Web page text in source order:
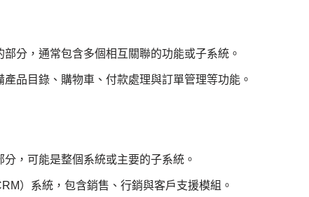
部分，通常包含多個相互關聯的功能或子系統。
產品目錄、購物車、付款處理與訂單管理等功能。
，可能是整個系統或主要的子系統。
）系統，包含銷售、行銷與客戶支援模組。